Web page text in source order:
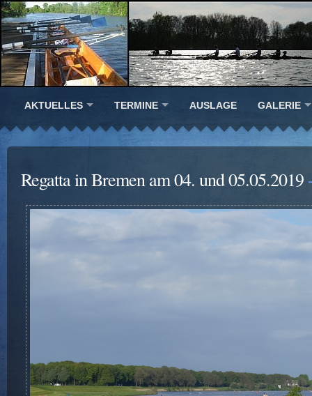
AKTUELLES TERMINE AUSLAGE GALERIE
Regatta in Bremen am 04. und 05.05.2019